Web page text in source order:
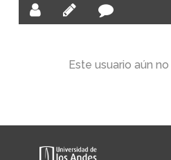
Este usuario aún